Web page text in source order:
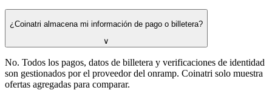
¿Coinatri almacena mi información de pago o billetera?
∨
No. Todos los pagos, datos de billetera y verificaciones de identidad
son gestionados por el proveedor del onramp. Coinatri solo muestra
ofertas agregadas para comparar.